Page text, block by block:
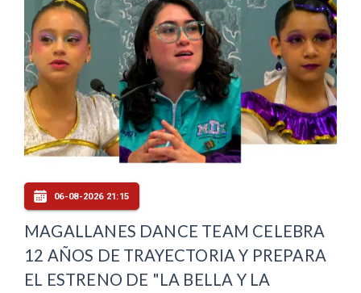
06-08-2026 21:15
MAGALLANES DANCE TEAM CELEBRA
12 AÑOS DE TRAYECTORIA Y PREPARA
EL ESTRENO DE "LA BELLA Y LA